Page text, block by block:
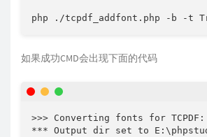
php ./tcpdf_addfont.php -b -t
如果成功CMD会出现下面的代码
>>> Converting fonts for TCPDF:
*** Output dir set to